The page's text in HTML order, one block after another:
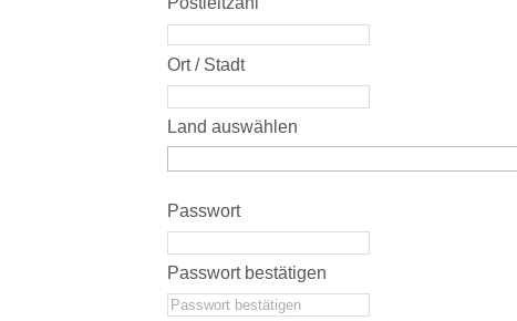
Ort / Stadt
Land auswählen
Passwort
Passwort bestätigen